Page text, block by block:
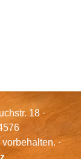
18 ·
·